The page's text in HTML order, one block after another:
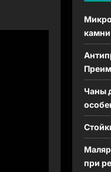
камни
Чаны
при